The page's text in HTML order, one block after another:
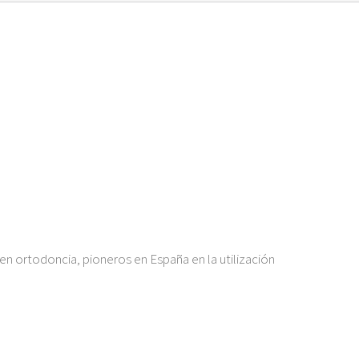
ortodoncia, pioneros en España en la utilización